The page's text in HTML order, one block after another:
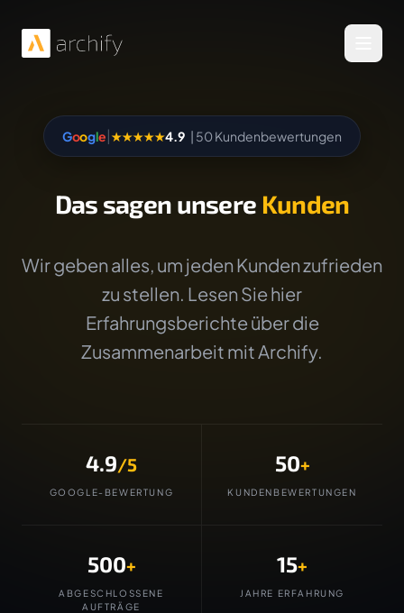
Google|★★★★★4.9 | 50 Kundenbewertungen
Das sagen unsere Kunden
Wir geben alles, um jeden Kunden zufrieden
zu stellen. Lesen Sie hier
Erfahrungsberichte über die
Zusammenarbeit mit Archify.
4.9/5
GOOGLE-BEWERTUNG
50+
KUNDENBEWERTUNGEN
500+
ABGESCHLOSSENE
AUFTRÄGE
15+
JAHRE ERFAHRUNG